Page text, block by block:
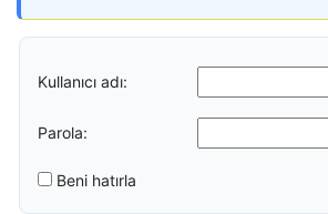
Kullanıcı adı:
Parola:
Beni hatırla